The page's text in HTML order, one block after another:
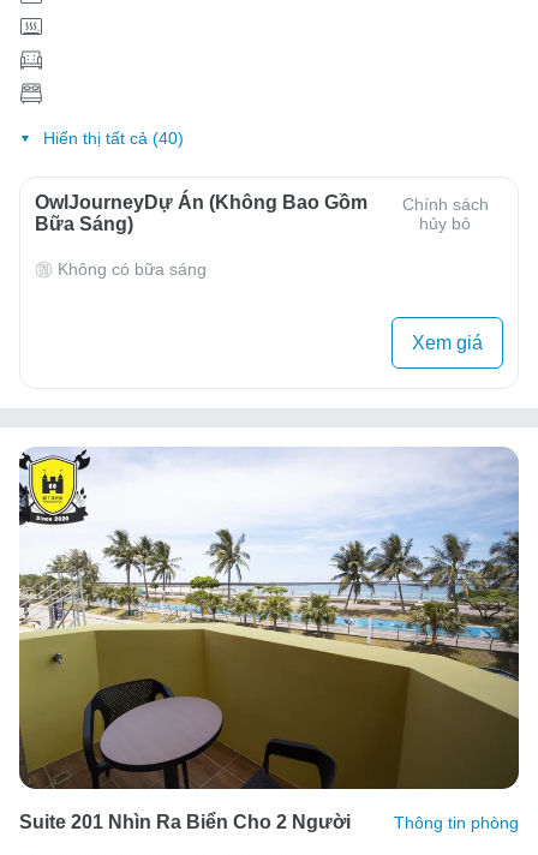
Hiển thị tất cả (40)
OwlJourneyDự Án (Không Bao Gồm
Bữa Sáng)
Chính sách
hủy bỏ
Không có bữa sáng
Xem giá
Suite 201 Nhìn Ra Biển Cho 2 Người Thông tin phòng